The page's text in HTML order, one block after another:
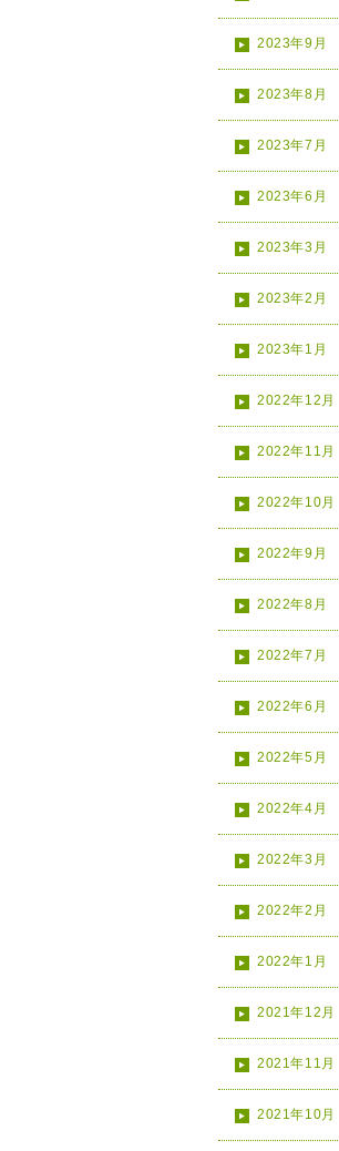
2023年9月
2023年8月
2023年7月
2023年6月
2023年3月
2023年2月
2023年1月
2022年12月
2022年11月
2022年10月
2022年9月
2022年8月
2022年7月
2022年6月
2022年5月
2022年4月
2022年3月
2022年2月
2022年1月
2021年12月
2021年11月
2021年10月